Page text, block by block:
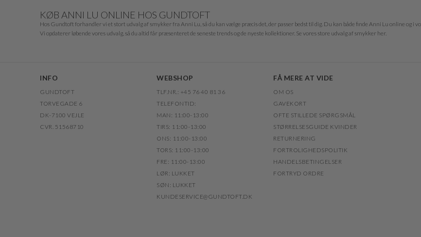
KØB ANNI LU ONLINE HOS GUNDTOFT
Hos Gundtoft forhandler vi et stort udvalg af smykker fra Anni Lu, så du kan vælge præcis det, der passer bedst til dig. Du kan både finde Anni Lu online og i
Vi opdaterer løbende vores udvalg, så du altid får præsenteret de seneste trends og de nyeste kollektioner. Se vores store udvalg af smykker her.
INFO
GUNDTOFT
TORVEGADE 6
DK-7100 VEJLE
CVR. 51568710
WEBSHOP
TLF.NR.: +45 76 40 81 36
TELEFONTID:
MAN: 11:00-13:00
TIRS: 11:00-13:00
ONS: 11:00-13:00
TORS: 11:00-13:00
FRE: 11:00-13:00
LØR: LUKKET
SØN: LUKKET
KUNDESERVICE@GUNDTOFT.DK
FÅ MERE AT VIDE
OM OS
GAVEKORT
OFTE STILLEDE SPØRGSMÅL
STØRRELSESGUIDE KVINDER
RETURNERING
FORTROLIGHEDSPOLITIK
HANDELSBETINGELSER
FORTRYD ORDRE